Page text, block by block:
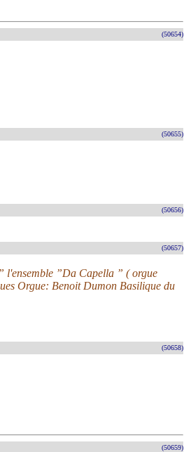
(50654)
(50655)
(50656)
(50657)
l'ensemble ”Da Capella ” ( orgue
Orgue: Benoit Dumon Basilique du
(50658)
(50659)